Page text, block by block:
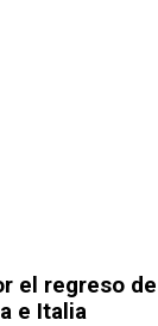
el regreso
e Italia